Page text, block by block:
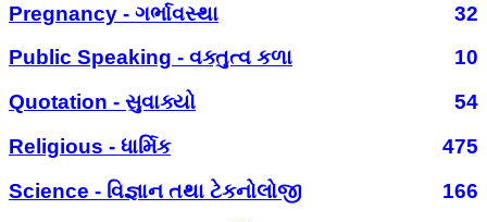
Pregnancy - ગર્ભાવસ્થા
32
Public Speaking - વક્તુત્વ કળા
10
Quotation - સુવાક્યો
54
Religious - ધાર્મિક
475
Science - વિજ્ઞાન તથા ટેકનોલોજી
166